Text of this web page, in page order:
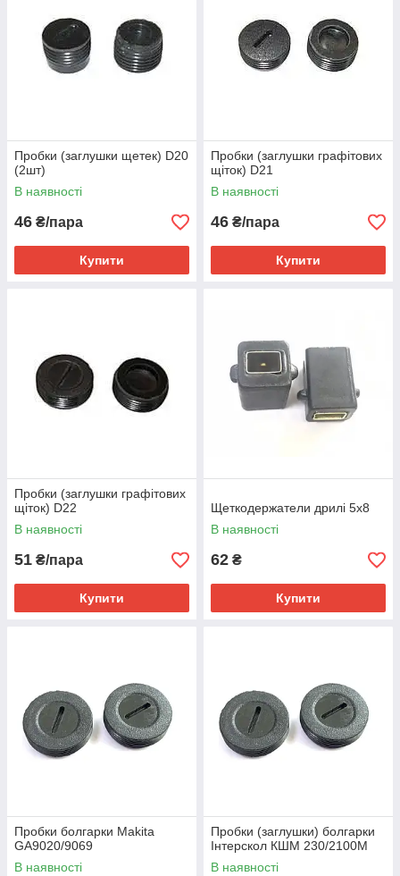
Пробки (заглушки щетек) D20
(2шт)
В наявності
46 ₴/пара
Купити
Пробки (заглушки графітових
щіток) D21
В наявності
46 ₴/пара
Купити
Пробки (заглушки графітових
щіток) D22
В наявності
51 ₴/пара
Купити
Щеткодержатели дрилі 5х8
В наявності
62 ₴
Купити
Пробки болгарки Makita
GA9020/9069
В наявності
Пробки (заглушки) болгарки
Інтерскол КШМ 230/2100М
В наявності